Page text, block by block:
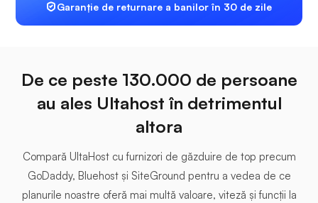
Garanție de returnare a banilor în 30 de zile
De ce peste 130.000 de persoane
au ales Ultahost în detrimentul
altora
Compară UltaHost cu furnizori de găzduire de top precum
GoDaddy, Bluehost și SiteGround pentru a vedea de ce
planurile noastre oferă mai multă valoare, viteză și funcții la